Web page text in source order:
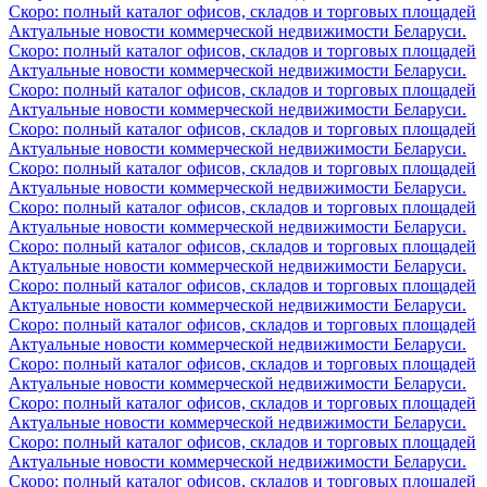
Скоро: полный каталог офисов, складов и торговых площадей
Актуальные новости коммерческой недвижимости Беларуси.
Скоро: полный каталог офисов, складов и торговых площадей
Актуальные новости коммерческой недвижимости Беларуси.
Скоро: полный каталог офисов, складов и торговых площадей
Актуальные новости коммерческой недвижимости Беларуси.
Скоро: полный каталог офисов, складов и торговых площадей
Актуальные новости коммерческой недвижимости Беларуси.
Скоро: полный каталог офисов, складов и торговых площадей
Актуальные новости коммерческой недвижимости Беларуси.
Скоро: полный каталог офисов, складов и торговых площадей
Актуальные новости коммерческой недвижимости Беларуси.
Скоро: полный каталог офисов, складов и торговых площадей
Актуальные новости коммерческой недвижимости Беларуси.
Скоро: полный каталог офисов, складов и торговых площадей
Актуальные новости коммерческой недвижимости Беларуси.
Скоро: полный каталог офисов, складов и торговых площадей
Актуальные новости коммерческой недвижимости Беларуси.
Скоро: полный каталог офисов, складов и торговых площадей
Актуальные новости коммерческой недвижимости Беларуси.
Скоро: полный каталог офисов, складов и торговых площадей
Актуальные новости коммерческой недвижимости Беларуси.
Скоро: полный каталог офисов, складов и торговых площадей
Актуальные новости коммерческой недвижимости Беларуси.
Скоро: полный каталог офисов, складов и торговых площадей